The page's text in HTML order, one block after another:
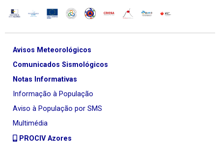
Avisos Meteorológicos
Comunicados Sismológicos
Notas Informativas
Informação à População
Aviso à População por SMS
Multimédia
PROCIV Azores